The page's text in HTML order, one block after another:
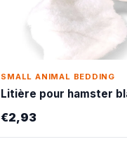
SMALL ANIMAL BEDDING
Litière pour hamster
€2,93